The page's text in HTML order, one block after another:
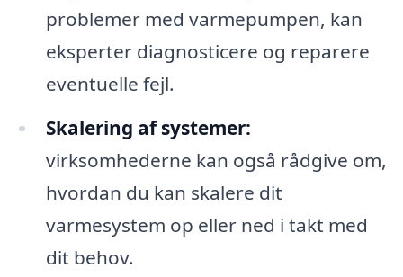
problemer med varmepumpen, kan
eksperter diagnosticere og reparere
eventuelle fejl.
Skalering af systemer:
virksomhederne kan også rådgive om,
hvordan du kan skalere dit
varmesystem op eller ned i takt med
dit behov.